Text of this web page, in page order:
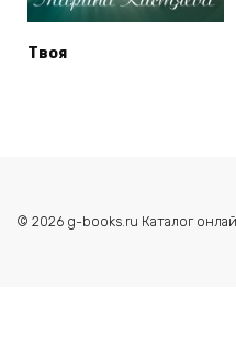
Твоя
© 2026 g-books.ru Каталог